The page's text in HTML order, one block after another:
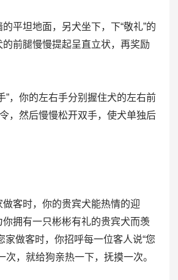
坦地面，另犬坐下，下“敬礼”的
的前腿慢慢提起呈直立状，再奖励
你的左右手分别握住犬的左右前
，然后慢慢松开双手，使犬单独后
时，你的贵宾犬能热情的迎
拥有一只彬彬有礼的贵宾犬而羡
家做客时，你招呼每一位客人说“您
次，就给狗亲热一下，抚摸一次。